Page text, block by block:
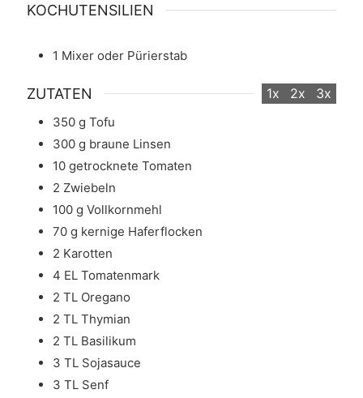
KOCHUTENSILIEN
1 Mixer oder Pürierstab
ZUTATEN 1x 2x 3x
350 g Tofu
300 g braune Linsen
10 getrocknete Tomaten
2 Zwiebeln
100 g Vollkornmehl
70 g kernige Haferflocken
2 Karotten
4 EL Tomatenmark
2 TL Oregano
2 TL Thymian
2 TL Basilikum
3 TL Sojasauce
3 TL Senf